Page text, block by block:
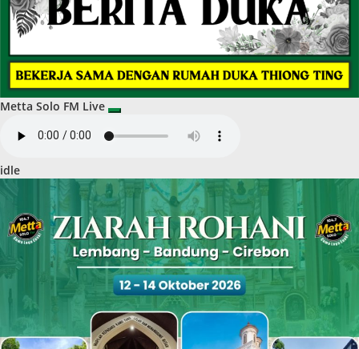
Metta Solo FM Live
idle